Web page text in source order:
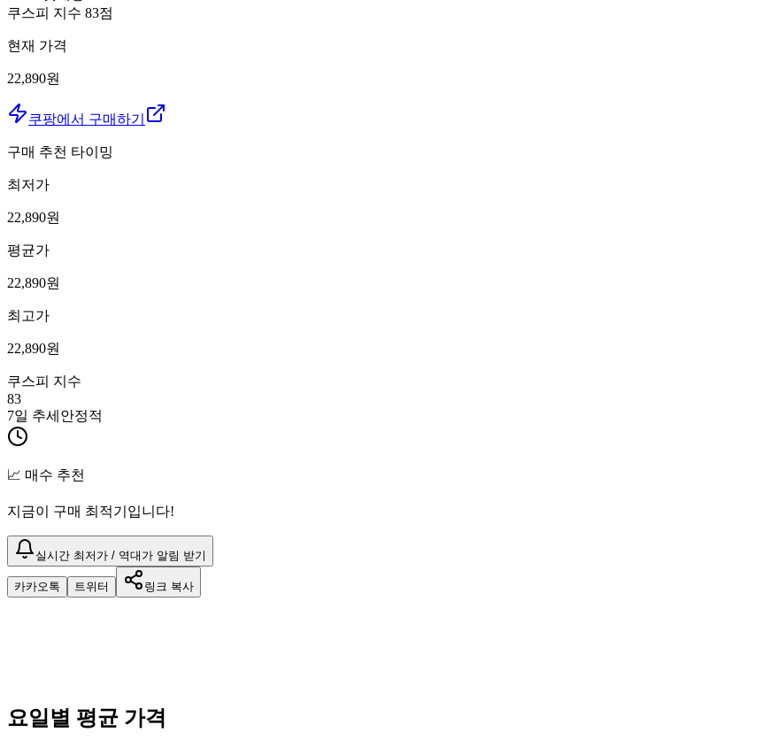
쿠스피 지수 83점
현재 가격
22,890원
쿠팡에서 구매하기
구매 추천 타이밍
최저가
22,890원
평균가
22,890원
최고가
22,890원
쿠스피 지수
83
7일 추세 안정적
📈 매수 추천
지금이 구매 최적기입니다!
실시간 최저가 / 역대가 알림 받기
카카오톡 트위터 링크 복사
요일별 평균 가격